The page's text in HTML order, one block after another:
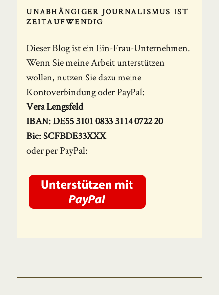
UNABHÄNGIGER JOURNALISMUS IST
ZEITAUFWENDIG
Dieser Blog ist ein Ein-Frau-Unternehmen.
Wenn Sie meine Arbeit unterstützen
wollen, nutzen Sie dazu meine
Kontoverbindung oder PayPal:
Vera Lengsfeld
IBAN: DE55 3101 0833 3114 0722 20
Bic: SCFBDE33XXX
oder per PayPal: